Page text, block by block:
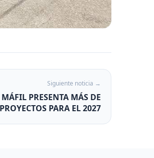
Siguiente noticia →
PRESENTA MÁS DE
PARA EL 2027